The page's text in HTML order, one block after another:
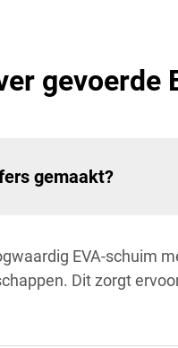
gevoerde
gemaakt?
EVA-schuim
Dit zorgt